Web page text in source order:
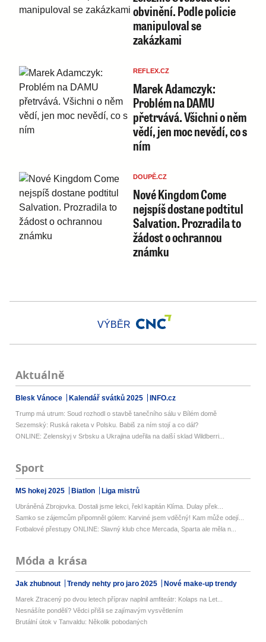
obvinění. Podle policie
manipuloval se
zakázkami
REFLEX.CZ
Marek Adamczyk:
Problém na DAMU
přetrvává. Všichni o něm
vědí, jen moc nevědí, co s
ním
DOUPĚ.CZ
Nové Kingdom Come
nejspíš dostane podtitul
Salvation. Prozradila to
žádost o ochrannou
známku
VÝBĚR
Aktuálně
Blesk Vánoce Kalendář svátků 2025 INFO.cz
Trump má utrum: Soud rozhodl o stavbě tanečního sálu v Bílém domě
Sezemský: Ruská raketa v Polsku. Babiš za ním stojí a co dál?
ONLINE: Zelenskyj v Srbsku a Ukrajina udeřila na další sklad Wildberri...
Sport
MS hokej 2025 Biatlon Liga mistrů
Ubráněná Zbrojovka. Dostali jsme lekci, řekl kapitán Klíma. Dulay přek...
Samko se zájemcům připomněl gólem: Karviné jsem vděčný! Kam může odejí...
Fotbalové přestupy ONLINE: Slavný klub chce Mercada, Sparta ale měla n...
Móda a krása
Jak zhubnout Trendy nehty pro jaro 2025 Nové make-up trendy
Marek Ztracený po dvou letech příprav naplnil amfiteátr: Kolaps na Let...
Nesnášíte pondělí? Vědci přišli se zajímavým vysvětlením
Brutální útok v Tanvaldu: Několik pobodaných